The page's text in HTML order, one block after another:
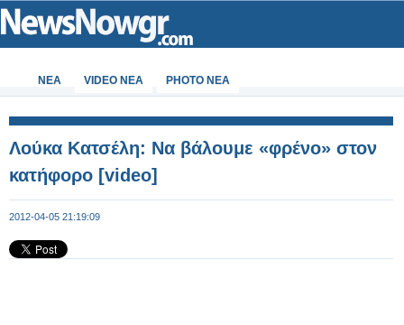
ΝΕΑ VIDEO NEA PHOTO NEA
Λούκα Κατσέλη: Να βάλουμε «φρένο» στον
κατήφορο [video]
2012-04-05 21:19:09